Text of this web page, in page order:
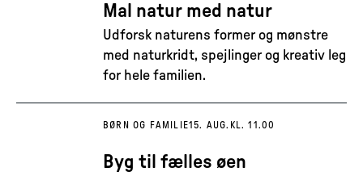
Mal natur med natur
Udforsk naturens former og mønstre
med naturkridt, spejlinger og kreativ leg
for hele familien.
BØRN OG FAMILIE15. AUG. KL. 11.00
Byg til fælles øen